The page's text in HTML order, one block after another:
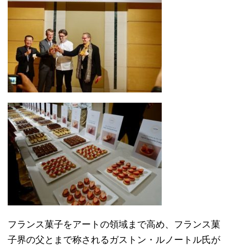
フランス菓子をアートの領域まで高め、フランス菓
子界の父とまで称されるガストン・ルノートル氏が